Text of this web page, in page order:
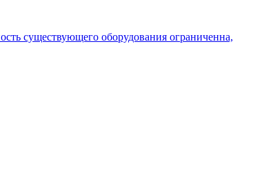
существующего оборудования ограниченна,